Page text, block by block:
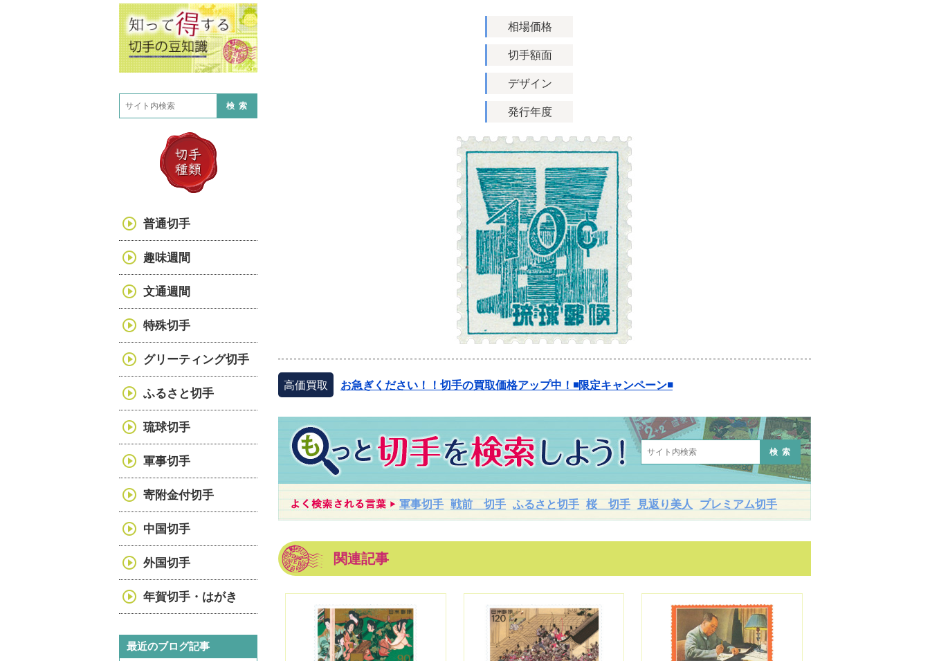
相場価格
切手額面
デザイン
発行年度
高価買取 お急ぎください！！切手の買取価格アップ中！◾️限定キャンペーン◾️
検索
軍事切手 戦前 切手 ふるさと切手 桜 切手 見返り美人 プレミアム切手
関連記事
検索
普通切手
趣味週間
文通週間
特殊切手
グリーティング切手
ふるさと切手
琉球切手
軍事切手
寄附金付切手
中国切手
外国切手
年賀切手・はがき
最近のブログ記事